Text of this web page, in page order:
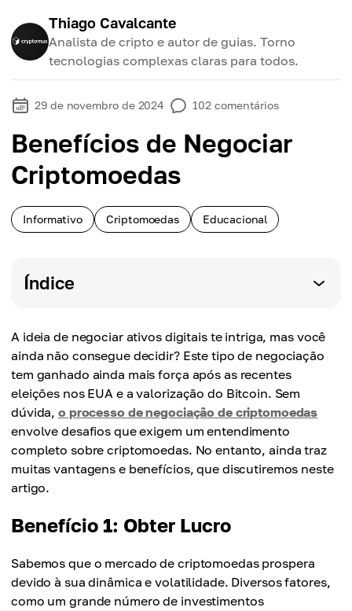
Thiago Cavalcante
Analista de cripto e autor de guias. Torno
tecnologias complexas claras para todos.
29 de novembro de 2024 102 comentários
Benefícios de Negociar
Criptomoedas
Informativo Criptomoedas Educacional
Índice
A ideia de negociar ativos digitais te intriga, mas você
ainda não consegue decidir? Este tipo de negociação
tem ganhado ainda mais força após as recentes
eleições nos EUA e a valorização do Bitcoin. Sem
dúvida,o processo de negociação de criptomoedas
envolve desafios que exigem um entendimento
completo sobre criptomoedas. No entanto, ainda traz
muitas vantagens e benefícios, que discutiremos neste
artigo.
Benefício 1: Obter Lucro
Sabemos que o mercado de criptomoedas prospera
devido à sua dinâmica e volatilidade. Diversos fatores,
como um grande número de investimentos